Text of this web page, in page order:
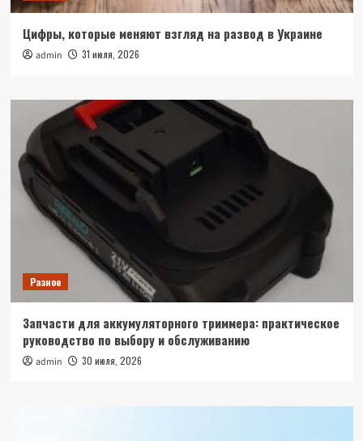
Цифры, которые меняют взгляд на развод в Украине
admin 31 июля, 2026
Разное
Запчасти для аккумуляторного триммера: практическое
руководство по выбору и обслуживанию
admin 30 июля, 2026